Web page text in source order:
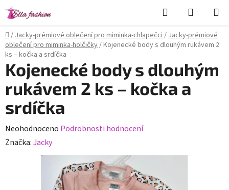
Přejít
na
obsah
Hledat
KOŠÍK
Domů
/Jacky-prémiové oblečení pro miminka-chlapečci/Jacky-prémiové
oblečení pro miminka-holčičky/Kojenecké body s dlouhým rukávem 2
ks – kočka a srdíčka
Kojenecké body s dlouhým
rukávem 2 ks – kočka a
srdíčka
Průměrné
hodnocení
Neohodnoceno Podrobnosti hodnocení
Značka:Jacky